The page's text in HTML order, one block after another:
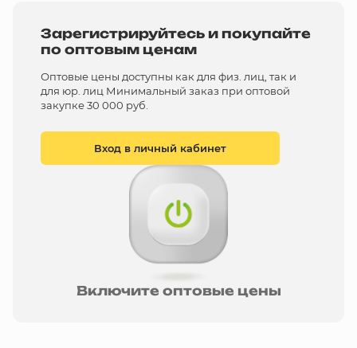
Зарегистрируйтесь и покупайте
по оптовым ценам
Оптовые цены доступны как для физ. лиц, так и
для юр. лиц Минимальный заказ при оптовой
закупке 30 000 руб.
Вход в личный кабинет
Включите оптовые цены